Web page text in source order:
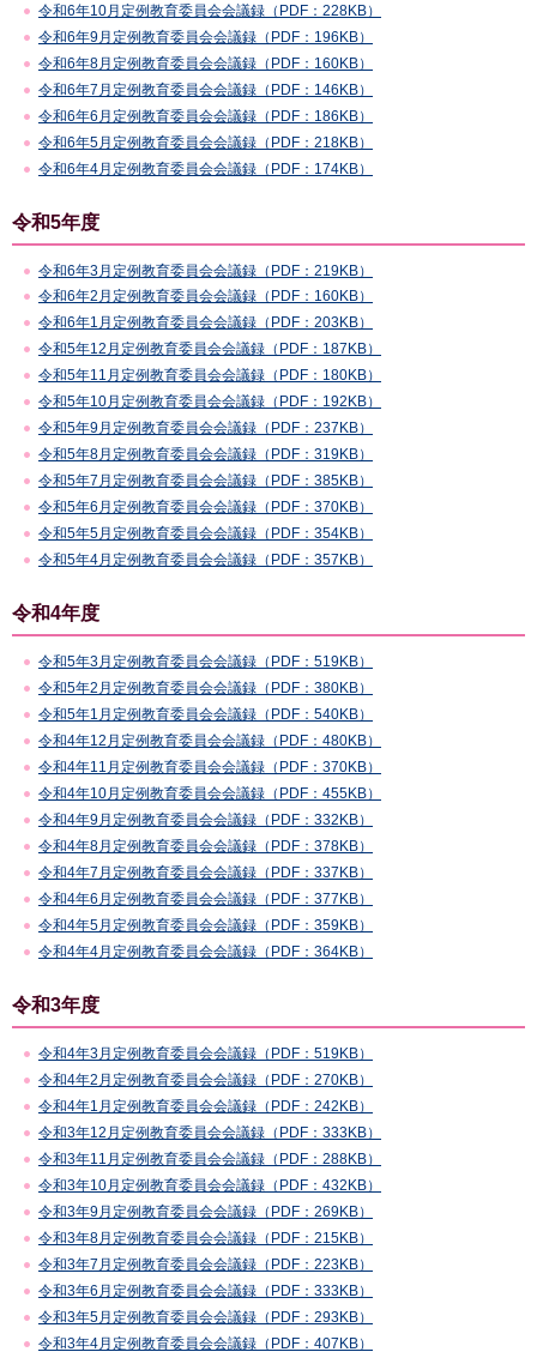
令和6年10月定例教育委員会会議録（PDF：228KB）
令和6年9月定例教育委員会会議録（PDF：196KB）
令和6年8月定例教育委員会会議録（PDF：160KB）
令和6年7月定例教育委員会会議録（PDF：146KB）
令和6年6月定例教育委員会会議録（PDF：186KB）
令和6年5月定例教育委員会会議録（PDF：218KB）
令和6年4月定例教育委員会会議録（PDF：174KB）
令和5年度
令和6年3月定例教育委員会会議録（PDF：219KB）
令和6年2月定例教育委員会会議録（PDF：160KB）
令和6年1月定例教育委員会会議録（PDF：203KB）
令和5年12月定例教育委員会会議録（PDF：187KB）
令和5年11月定例教育委員会会議録（PDF：180KB）
令和5年10月定例教育委員会会議録（PDF：192KB）
令和5年9月定例教育委員会会議録（PDF：237KB）
令和5年8月定例教育委員会会議録（PDF：319KB）
令和5年7月定例教育委員会会議録（PDF：385KB）
令和5年6月定例教育委員会会議録（PDF：370KB）
令和5年5月定例教育委員会会議録（PDF：354KB）
令和5年4月定例教育委員会会議録（PDF：357KB）
令和4年度
令和5年3月定例教育委員会会議録（PDF：519KB）
令和5年2月定例教育委員会会議録（PDF：380KB）
令和5年1月定例教育委員会会議録（PDF：540KB）
令和4年12月定例教育委員会会議録（PDF：480KB）
令和4年11月定例教育委員会会議録（PDF：370KB）
令和4年10月定例教育委員会会議録（PDF：455KB）
令和4年9月定例教育委員会会議録（PDF：332KB）
令和4年8月定例教育委員会会議録（PDF：378KB）
令和4年7月定例教育委員会会議録（PDF：337KB）
令和4年6月定例教育委員会会議録（PDF：377KB）
令和4年5月定例教育委員会会議録（PDF：359KB）
令和4年4月定例教育委員会会議録（PDF：364KB）
令和3年度
令和4年3月定例教育委員会会議録（PDF：519KB）
令和4年2月定例教育委員会会議録（PDF：270KB）
令和4年1月定例教育委員会会議録（PDF：242KB）
令和3年12月定例教育委員会会議録（PDF：333KB）
令和3年11月定例教育委員会会議録（PDF：288KB）
令和3年10月定例教育委員会会議録（PDF：432KB）
令和3年9月定例教育委員会会議録（PDF：269KB）
令和3年8月定例教育委員会会議録（PDF：215KB）
令和3年7月定例教育委員会会議録（PDF：223KB）
令和3年6月定例教育委員会会議録（PDF：333KB）
令和3年5月定例教育委員会会議録（PDF：293KB）
令和3年4月定例教育委員会会議録（PDF：407KB）